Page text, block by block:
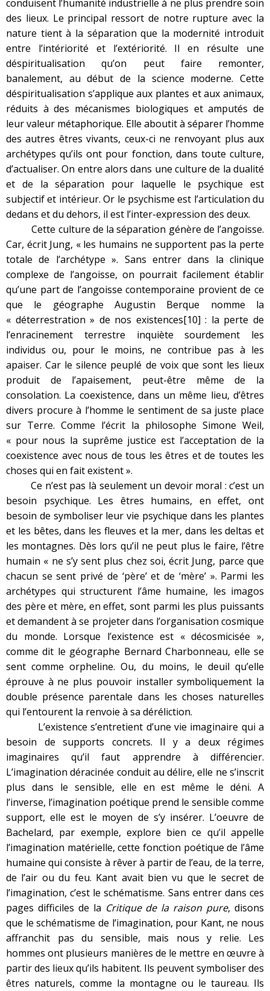
conduisent l’humanité industrielle à ne plus prendre soin
des lieux. Le principal ressort de notre rupture avec la
nature tient à la séparation que la modernité introduit
entre l’intériorité et l’extériorité. Il en résulte une
déspiritualisation qu’on peut faire remonter,
banalement, au début de la science moderne. Cette
déspiritualisation s’applique aux plantes et aux animaux,
réduits à des mécanismes biologiques et amputés de
leur valeur métaphorique. Elle aboutit à séparer l’homme
des autres êtres vivants, ceux-ci ne renvoyant plus aux
archétypes qu’ils ont pour fonction, dans toute culture,
d’actualiser. On entre alors dans une culture de la dualité
et de la séparation pour laquelle le psychique est
subjectif et intérieur. Or le psychisme est l’articulation du
dedans et du dehors, il est l’inter-expression des deux.
Cette culture de la séparation génère de l’angoisse.
Car, écrit Jung, « les humains ne supportent pas la perte
totale de l’archétype ». Sans entrer dans la clinique
complexe de l’angoisse, on pourrait facilement établir
qu’une part de l’angoisse contemporaine provient de ce
que le géographe Augustin Berque nomme la
« déterrestration » de nos existences[10] : la perte de
l’enracinement terrestre inquiète sourdement les
individus ou, pour le moins, ne contribue pas à les
apaiser. Car le silence peuplé de voix que sont les lieux
produit de l’apaisement, peut-être même de la
consolation. La coexistence, dans un même lieu, d’êtres
divers procure à l’homme le sentiment de sa juste place
sur Terre. Comme l’écrit la philosophe Simone Weil,
« pour nous la suprême justice est l’acceptation de la
coexistence avec nous de tous les êtres et de toutes les
choses qui en fait existent ».
Ce n’est pas là seulement un devoir moral : c’est un
besoin psychique. Les êtres humains, en effet, ont
besoin de symboliser leur vie psychique dans les plantes
et les bêtes, dans les fleuves et la mer, dans les deltas et
les montagnes. Dès lors qu’il ne peut plus le faire, l’être
humain « ne s’y sent plus chez soi, écrit Jung, parce que
chacun se sent privé de ‘père’ et de ‘mère’ ». Parmi les
archétypes qui structurent l’âme humaine, les imagos
des père et mère, en effet, sont parmi les plus puissants
et demandent à se projeter dans l’organisation cosmique
du monde. Lorsque l’existence est « décosmicisée »,
comme dit le géographe Bernard Charbonneau, elle se
sent comme orpheline. Ou, du moins, le deuil qu’elle
éprouve à ne plus pouvoir installer symboliquement la
double présence parentale dans les choses naturelles
qui l’entourent la renvoie à sa déréliction.
L’existence s’entretient d’une vie imaginaire qui a
besoin de supports concrets. Il y a deux régimes
imaginaires qu’il faut apprendre à différencier.
L’imagination déracinée conduit au délire, elle ne s’inscrit
plus dans le sensible, elle en est même le déni. A
l’inverse, l’imagination poétique prend le sensible comme
support, elle est le moyen de s’y insérer. L’oeuvre de
Bachelard, par exemple, explore bien ce qu’il appelle
l’imagination matérielle, cette fonction poétique de l’âme
humaine qui consiste à rêver à partir de l’eau, de la terre,
de l’air ou du feu. Kant avait bien vu que le secret de
l’imagination, c’est le schématisme. Sans entrer dans ces
pages difficiles de la Critique de la raison pure, disons
que le schématisme de l’imagination, pour Kant, ne nous
affranchit pas du sensible, mais nous y relie. Les
hommes ont plusieurs manières de le mettre en œuvre à
partir des lieux qu’ils habitent. Ils peuvent symboliser des
êtres naturels, comme la montagne ou le taureau. Ils